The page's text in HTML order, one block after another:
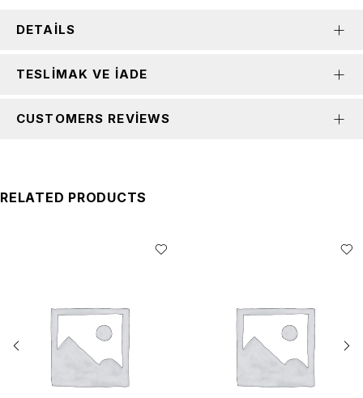
DETAILS
TESLIMAK VE İADE
CUSTOMERS REVIEWS
RELATED PRODUCTS